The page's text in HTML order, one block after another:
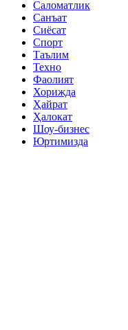
Саломатлик
Санъат
Сиёсат
Спорт
Таълим
Техно
Фаолият
Хорижда
Ҳайрат
Ҳалокат
Шоу-бизнес
Юртимизда